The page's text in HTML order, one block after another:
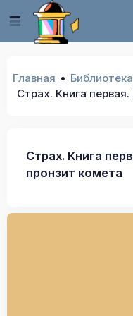
Главная
Библиотека
Страх. Книга
Страх. Книга
пронзит комета